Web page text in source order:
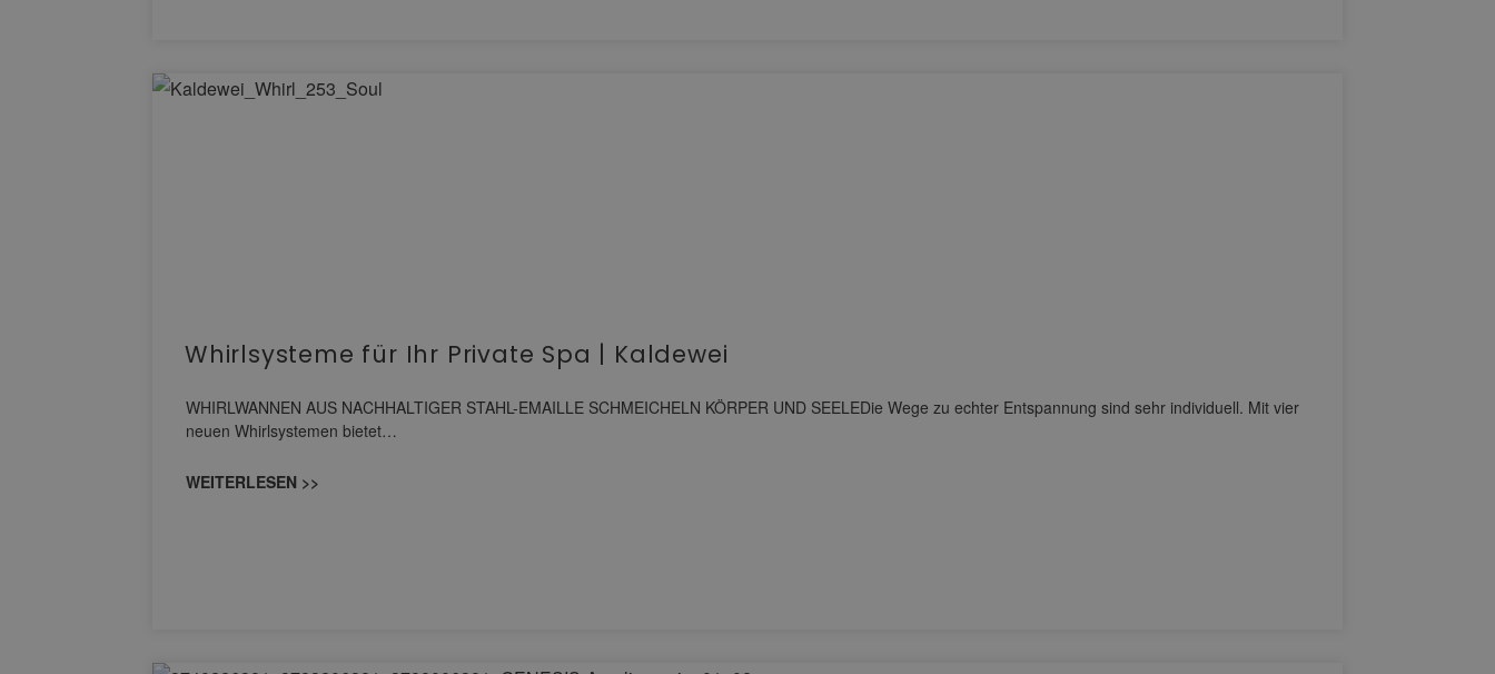
Whirlsysteme für Ihr Private Spa | Kaldewei
WHIRLWANNEN AUS NACHHALTIGER STAHL-EMAILLE SCHMEICHELN KÖRPER UND SEELEDie Wege zu echter Entspannung sind sehr individuell. Mit vier
neuen Whirlsystemen bietet…
WEITERLESEN >>